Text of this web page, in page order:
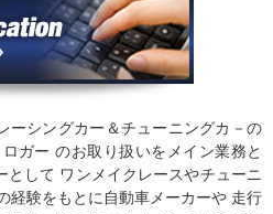
ーシングカー＆チューニングカ－の
ガー のお取り扱いをメイン業務と
として ワンメイクレースやチューニ
経験をもとに自動車メーカーや 走行